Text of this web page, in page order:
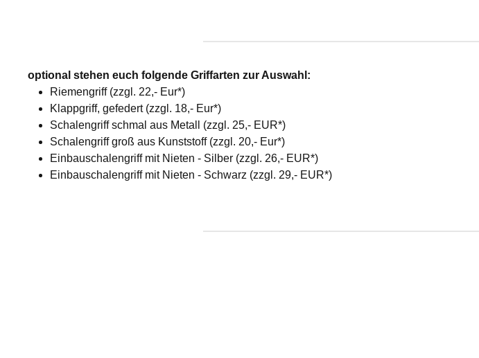
optional stehen euch folgende Griffarten zur Auswahl:
Riemengriff (zzgl. 22,- Eur*)
Klappgriff, gefedert (zzgl. 18,- Eur*)
Schalengriff schmal aus Metall (zzgl. 25,- EUR*)
Schalengriff groß aus Kunststoff (zzgl. 20,- Eur*)
Einbauschalengriff mit Nieten - Silber (zzgl. 26,- EUR*)
Einbauschalengriff mit Nieten - Schwarz (zzgl. 29,- EUR*)